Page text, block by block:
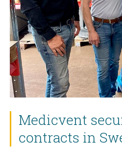
Medicvent
contracts in